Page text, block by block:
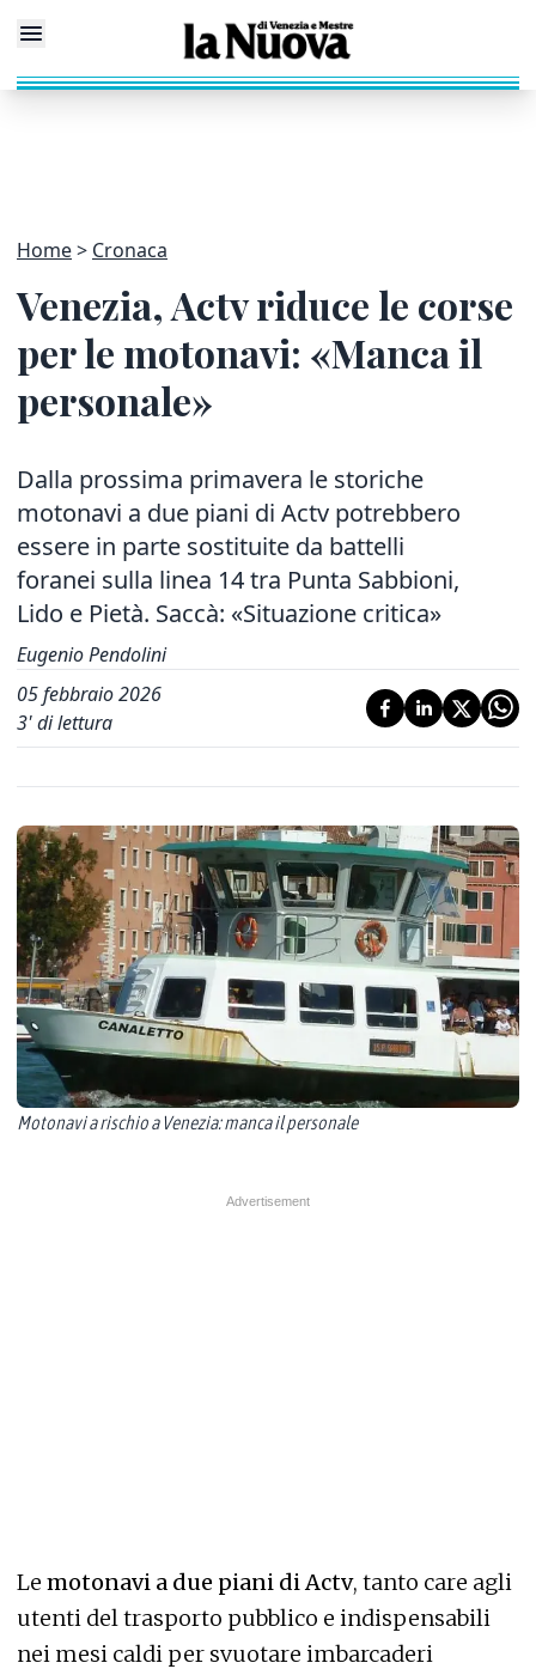
Home Cronaca
Venezia, Actv riduce le corse
per le motonavi: «Manca il
personale»
Dalla prossima primavera le storiche
motonavi a due piani di Actv potrebbero
essere in parte sostituite da battelli
foranei sulla linea 14 tra Punta Sabbioni,
Lido e Pietà. Saccà: «Situazione critica»
Eugenio Pendolini
05 febbraio 2026
3' di lettura
Motonavi a rischio a Venezia: manca il personale
Le motonavi a due piani di Actv, tanto care agli
utenti del trasporto pubblico e indispensabili
nei mesi caldi per svuotare imbarcaderi